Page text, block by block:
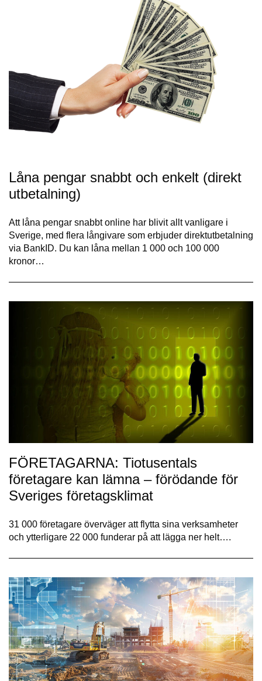
Låna pengar snabbt och enkelt (direkt
utbetalning)
Att låna pengar snabbt online har blivit allt vanligare i
Sverige, med flera långivare som erbjuder direktutbetalning
via BankID. Du kan låna mellan 1 000 och 100 000
kronor…
FÖRETAGARNA: Tiotusentals
företagare kan lämna – förödande för
Sveriges företagsklimat
31 000 företagare överväger att flytta sina verksamheter
och ytterligare 22 000 funderar på att lägga ner helt….